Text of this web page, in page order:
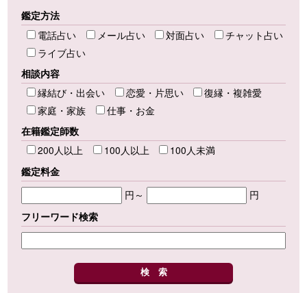
鑑定方法
電話占い
メール占い 対面占い
チャット占い
ライブ占い
相談内容
縁結び・出会い
恋愛・片思い
復縁・複雑愛
家庭・家族
仕事・お金
在籍鑑定師数
200人以上
100人以上
100人未満
鑑定料金
円～
円
フリーワード検索